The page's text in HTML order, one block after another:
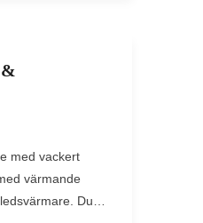
med vackert
värmande
Du…